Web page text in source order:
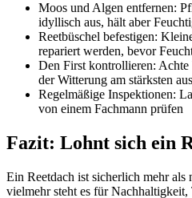
Moos und Algen entfernen:
idyllisch aus, hält aber
Reetbüschel befestigen:
repariert werden, bevor
Den First kontrollieren: Achte
der Witterung am stärksten
Regelmäßige Inspektionen:
von einem Fachmann prüfen
Fazit: Lohnt sich ein
Ein Reetdach ist sicherlich mehr als
vielmehr steht es für